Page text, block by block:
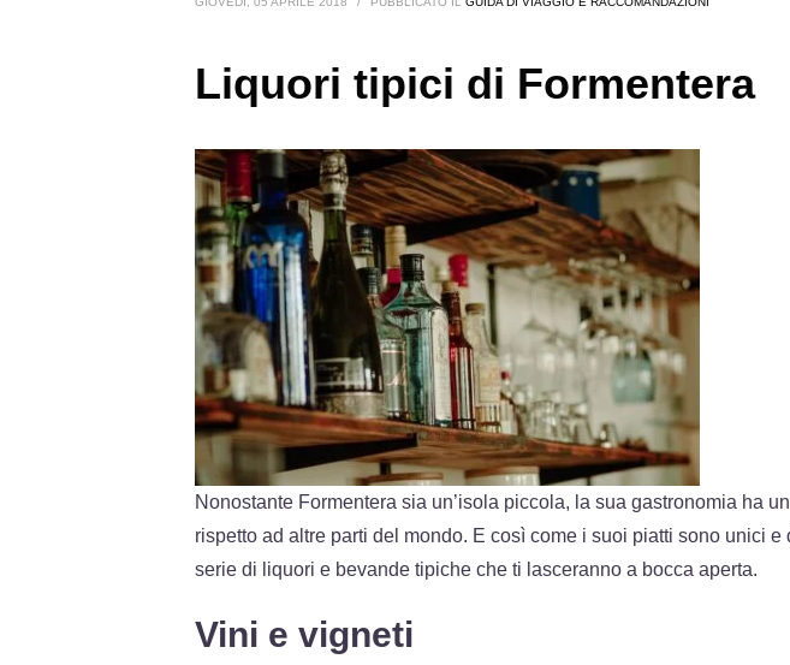
Liquori tipici di Formentera
Nonostante Formentera sia un’isola piccola, la sua gastronomia ha
rispetto ad altre parti del mondo. E così come i suoi piatti sono unici
serie di liquori e bevande tipiche che ti lasceranno a bocca aperta.
Vini e vigneti